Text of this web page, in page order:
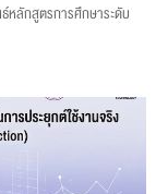
หลักสูตรการศึกษาระดับ